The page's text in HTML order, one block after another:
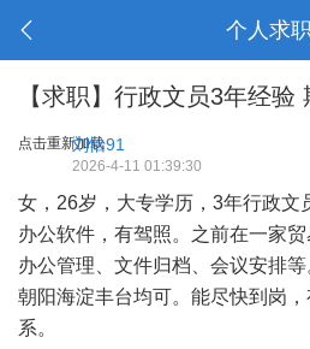
个人求职
【求职】行政文员3年经验
点击重新加载
刘怡91
2026-4-11 01:39:30
女，26岁，大专学历，3年行政文
办公软件，有驾照。之前在一家
办公管理、文件归档、会议安排等
朝阳海淀丰台均可。能尽快到岗
系。